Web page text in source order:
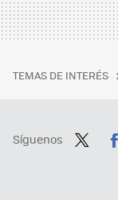
TEMAS DE INTERÉS
Síguenos